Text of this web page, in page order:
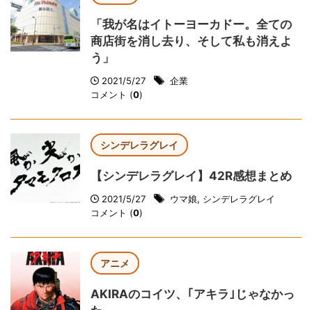
「我が名はイトーヨーカドー。全ての
商店街を消し去り、そして私も消えよ
う」
2021/5/27
企業
コメント (0)
シンデレラグレイ
【シンデレラグレイ】42R感想まとめ
2021/5/27 ウマ娘, シンデレラグレイ
コメント (0)
アニメ
AKIRAのコイツ、｢アキラ｣じゃなかっ